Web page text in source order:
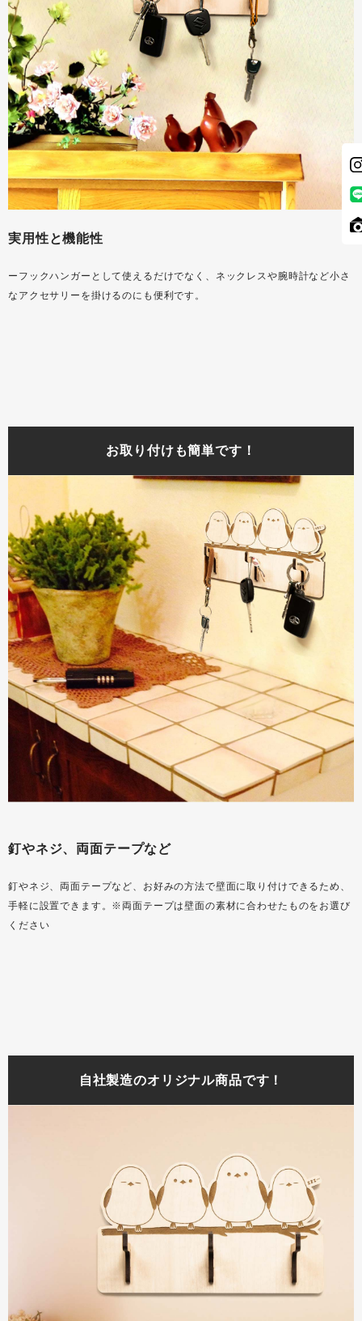
実用性と機能性
ーフックハンガーとして使えるだけでなく、ネックレスや腕時計など小さ
なアクセサリーを掛けるのにも便利です。
お取り付けも簡単です！
釘やネジ、両面テープなど
釘やネジ、両面テープなど、お好みの方法で壁面に取り付けできるため、
手軽に設置できます。※両面テープは壁面の素材に合わせたものをお選び
ください
自社製造のオリジナル商品です！